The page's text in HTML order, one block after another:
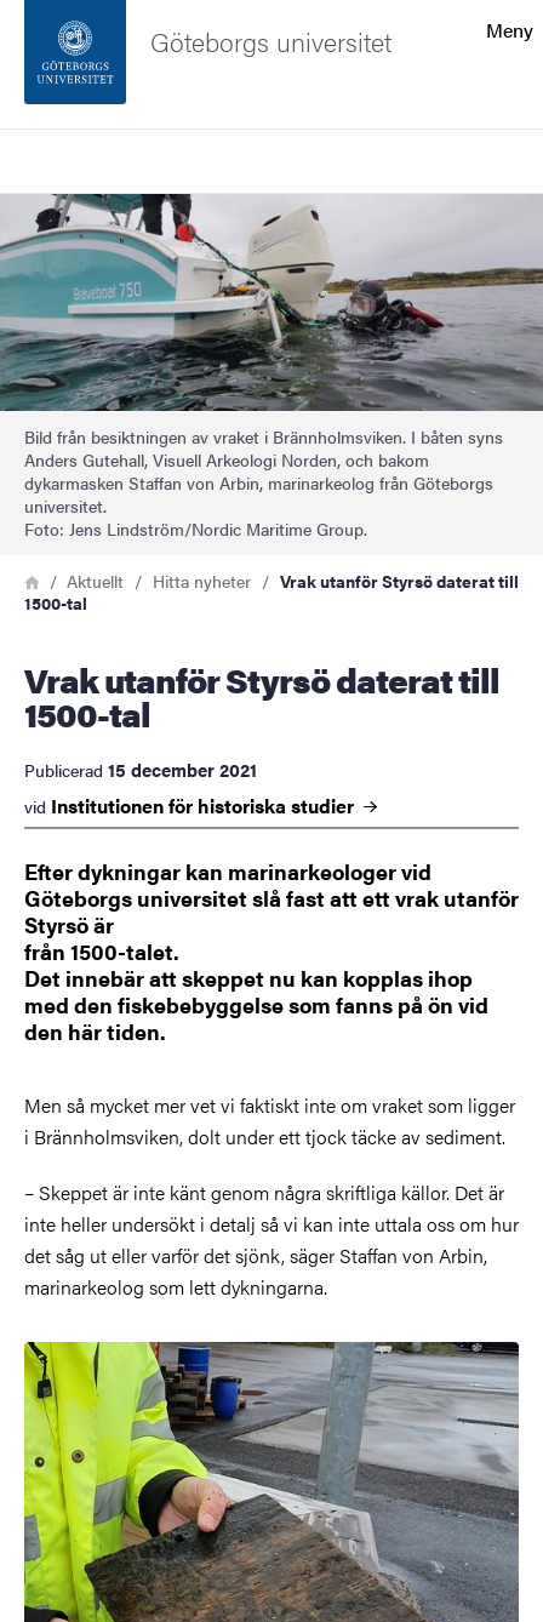
Sidfoten
Om webbplatsen
Meny
Göteborgs universitet
Bild
Bild från besiktningen av vraket i Brännholmsviken. I båten syns
Anders Gutehall, Visuell Arkeologi Norden, och bakom
dykarmasken Staffan von Arbin, marinarkeolog från Göteborgs
universitet.
Foto: Jens Lindström/Nordic Maritime Group.
Länkstig
HemAktuellt Hitta nyheter
Vrak utanför Styrsö daterat till
1500-tal
Vrak utanför Styrsö daterat till
1500-tal
Publicerad 15 december 2021
vid Institutionen för historiska studier
Efter dykningar kan marinarkeologer vid
Göteborgs universitet slå fast att ett vrak utanför
Styrsö är
från 1500-talet.
Det innebär att skeppet nu kan kopplas ihop
med den fiskebebyggelse som fanns på ön vid
den här tiden.
Men så mycket mer vet vi faktiskt inte om vraket som ligger
i Brännholmsviken, dolt under ett tjock täcke av sediment.
– Skeppet är inte känt genom några skriftliga källor. Det är
inte heller undersökt i detalj så vi kan inte uttala oss om hur
det såg ut eller varför det sjönk, säger Staffan von Arbin,
marinarkeolog som lett dykningarna.